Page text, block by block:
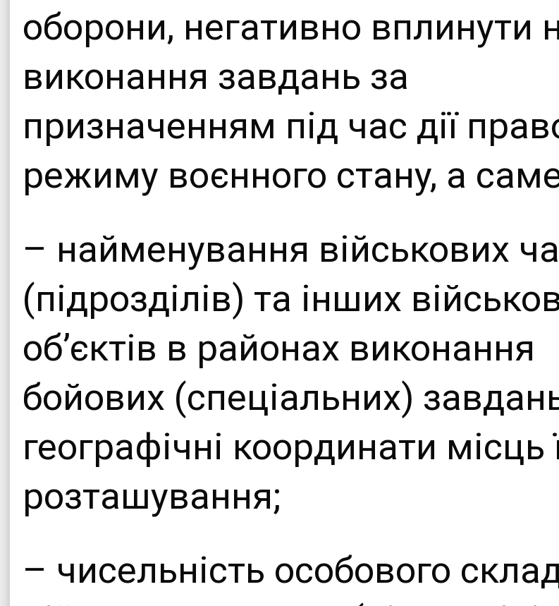
оборони, негативно вплинути
виконання завдань за
призначенням під час дії
режиму воєнного стану, а
– найменування військових
(підрозділів) та інших
об’єктів в районах виконання
бойових (спеціальних)
географічні координати місць
розташування;
– чисельність особового